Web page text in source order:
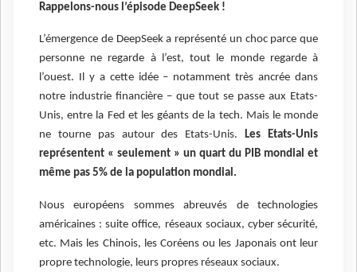
Rappelons-nous l’épisode DeepSeek !
L’émergence de DeepSeek a représenté un choc parce que
personne ne regarde à l’est, tout le monde regarde à
l’ouest. Il y a cette idée – notamment très ancrée dans
notre industrie financière – que tout se passe aux Etats-
Unis, entre la Fed et les géants de la tech. Mais le monde
ne tourne pas autour des Etats-Unis.Les Etats-Unis
représentent « seulement » un quart du PIB mondial et
même pas 5% de la population mondial.
Nous européens sommes abreuvés de technologies
américaines : suite office, réseaux sociaux, cyber sécurité,
etc. Mais les Chinois, les Coréens ou les Japonais ont leur
propre technologie, leurs propres réseaux sociaux.